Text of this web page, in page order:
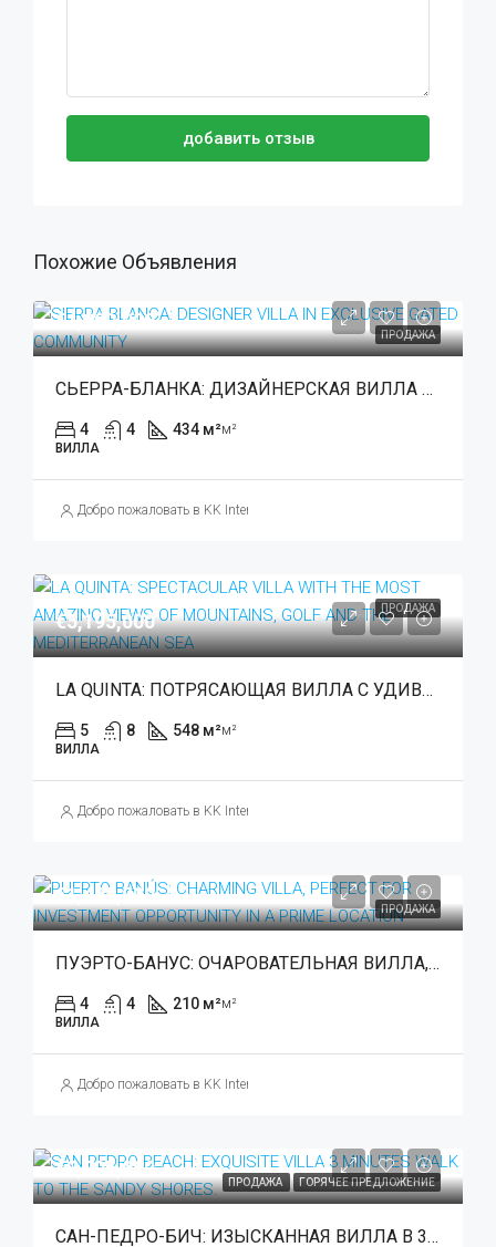
добавить отзыв
Похожие Объявления
ПРОДАЖА
€1,990,000
СЬЕРРА-БЛАНКА: ДИЗАЙНЕРСКАЯ ВИЛЛА В ЭКСКЛЮЗИВНОМ ЗАКРЫТОМ ПОСЕЛКЕ
4 4 434 м²м²
ВИЛЛА
Добро пожаловать в KK International Estate
ПРОДАЖА
€5,195,000
LA QUINTA: ПОТРЯСАЮЩАЯ ВИЛЛА С УДИВИТЕЛЬНЫМИ ВИДАМИ НА ГОРЫ, ГОЛЬФ И СРЕДИЗЕМНОЕ МОРЕ
5 8 548 м²м²
ВИЛЛА
Добро пожаловать в KK International Estate
ПРОДАЖА
€1,495,000
ПУЭРТО-БАНУС: ОЧАРОВАТЕЛЬНАЯ ВИЛЛА, ИДЕАЛЬНО ПОДХОДЯЩАЯ ДЛЯ ИНВЕСТИЦИЙ В ПРЕВОСХОДНОМ МЕСТЕ
4 4 210 м²м²
ВИЛЛА
Добро пожаловать в KK International Estate
ПРОДАЖА ГОРЯЧЕЕ ПРЕДЛОЖЕНИЕ
€3,795,000
САН-ПЕДРО-БИЧ: ИЗЫСКАННАЯ ВИЛЛА В 3 МИНУТАХ ПЕШКОМ ДО ПЕСЧАНОГО БЕРЕГА.